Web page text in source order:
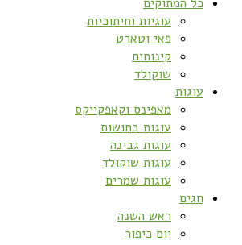
עוגיות וחיתוכיות
פאי וטארט
קינוחים
שוקולד
עוגות
מאפינס וקאפקייקס
עוגות בחושות
עוגות גבינה
עוגות שוקולד
עוגות שמרים
חגים
ראש השנה
יום כיפור